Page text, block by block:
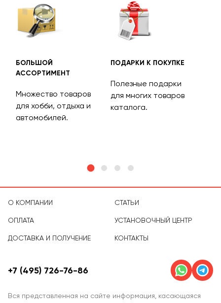
БОЛЬШОЙ
АССОРТИМЕНТ
Множество товаров
для хобби, отдыха и
автомобилей.
ПОДАРКИ К ПОКУПКЕ
Полезные подарки
для многих товаров
каталога.
О КОМПАНИИ
ОПЛАТА
ДОСТАВКА И ПОЛУЧЕНИЕ
СТАТЬИ
УСТАНОВОЧНЫЙ ЦЕНТР
КОНТАКТЫ
Вся представленная на сайте информация, касающаяся
+7 (495) 726-76-86